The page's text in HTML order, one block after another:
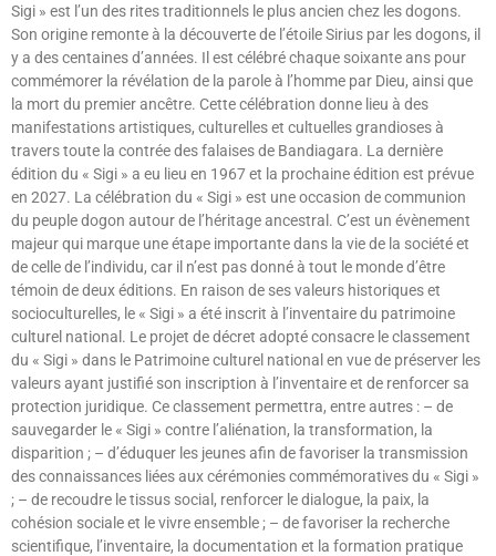
Sigi » est l’un des rites traditionnels le plus ancien chez les dogons.
Son origine remonte à la découverte de l’étoile Sirius par les dogons, il
y a des centaines d’années. Il est célébré chaque soixante ans pour
commémorer la révélation de la parole à l’homme par Dieu, ainsi que
la mort du premier ancêtre. Cette célébration donne lieu à des
manifestations artistiques, culturelles et cultuelles grandioses à
travers toute la contrée des falaises de Bandiagara. La dernière
édition du « Sigi » a eu lieu en 1967 et la prochaine édition est prévue
en 2027. La célébration du « Sigi » est une occasion de communion
du peuple dogon autour de l’héritage ancestral. C’est un évènement
majeur qui marque une étape importante dans la vie de la société et
de celle de l’individu, car il n’est pas donné à tout le monde d’être
témoin de deux éditions. En raison de ses valeurs historiques et
socioculturelles, le « Sigi » a été inscrit à l’inventaire du patrimoine
culturel national. Le projet de décret adopté consacre le classement
du « Sigi » dans le Patrimoine culturel national en vue de préserver les
valeurs ayant justifié son inscription à l’inventaire et de renforcer sa
protection juridique. Ce classement permettra, entre autres : – de
sauvegarder le « Sigi » contre l’aliénation, la transformation, la
disparition ; – d’éduquer les jeunes afin de favoriser la transmission
des connaissances liées aux cérémonies commémoratives du « Sigi »
; – de recoudre le tissus social, renforcer le dialogue, la paix, la
cohésion sociale et le vivre ensemble ; – de favoriser la recherche
scientifique, l’inventaire, la documentation et la formation pratique